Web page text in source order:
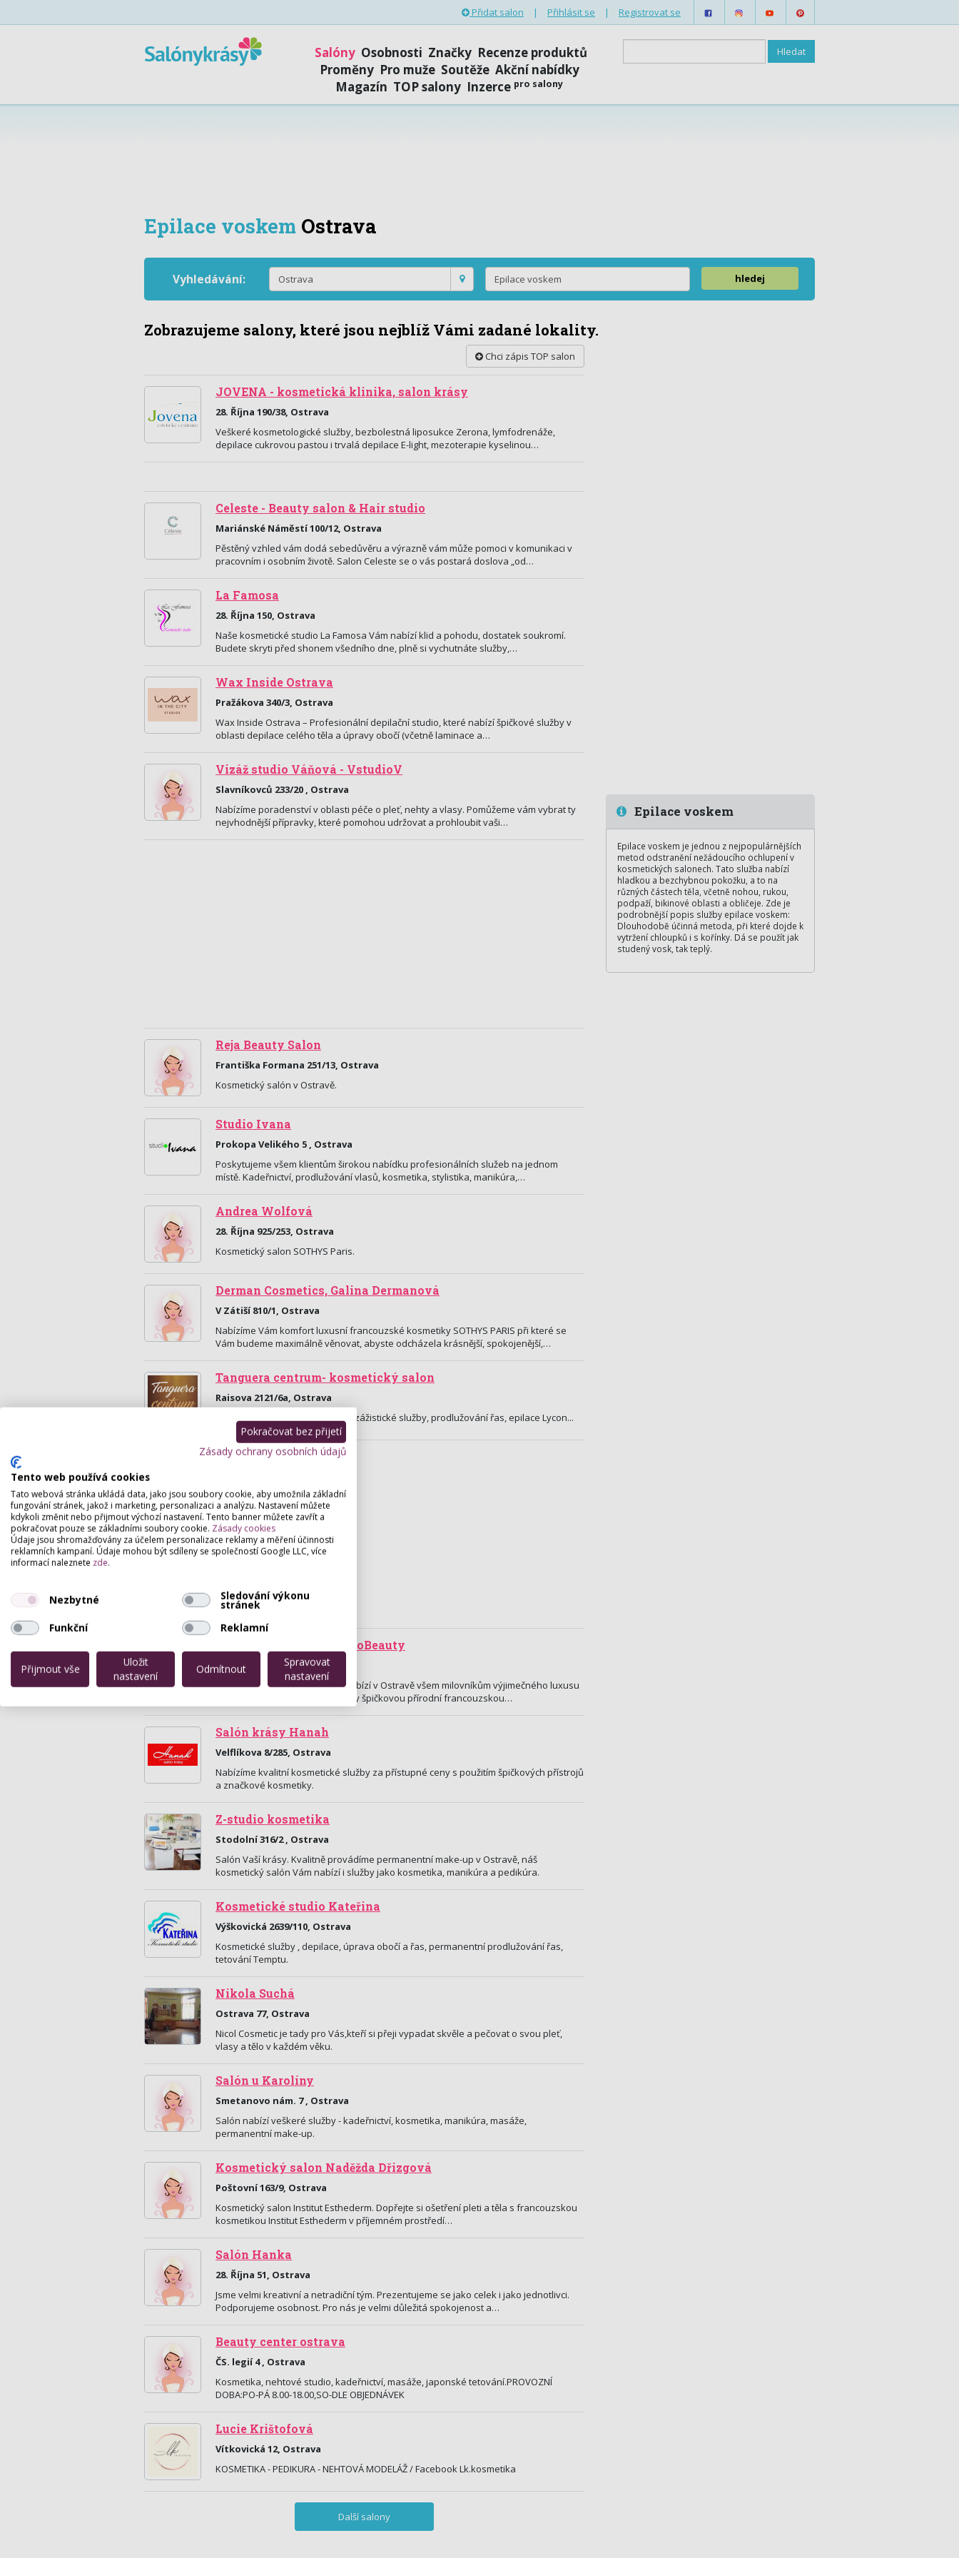
Přidat salon | Přihlásit se | Registrovat se
Salóny Osobnosti Značky Recenze produktů
Proměny Pro muže Soutěže Akční nabídky
Magazín TOP salony Inzerce pro salony
Epilace voskem Ostrava
Vyhledávání: hledej
Zobrazujeme salony, které jsou nejblíž Vámi zadané lokality.
Chci zápis TOP salon
JOVENA - kosmetická klinika, salon krásy
28. Října 190/38, Ostrava
Veškeré kosmetologické služby, bezbolestná liposukce Zerona, lymfodrenáže,
depilace cukrovou pastou i trvalá depilace E-light, mezoterapie kyselinou…
Celeste - Beauty salon & Hair studio
Mariánské Náměstí 100/12, Ostrava
Pěstěný vzhled vám dodá sebedůvěru a výrazně vám může pomoci v komunikaci v
pracovním i osobním životě. Salon Celeste se o vás postará doslova „od…
La Famosa
28. Října 150, Ostrava
Naše kosmetické studio La Famosa Vám nabízí klid a pohodu, dostatek soukromí.
Budete skryti před shonem všedního dne, plně si vychutnáte služby,…
Wax Inside Ostrava
Pražákova 340/3, Ostrava
Wax Inside Ostrava – Profesionální depilační studio, které nabízí špičkové služby v
oblasti depilace celého těla a úpravy obočí (včetně laminace a…
Vizáž studio Váňová - VstudioV
Slavníkovců 233/20 , Ostrava
Nabízíme poradenství v oblasti péče o pleť, nehty a vlasy. Pomůžeme vám vybrat ty
nejvhodnější přípravky, které pomohou udržovat a prohloubit vaši…
Reja Beauty Salon
Františka Formana 251/13, Ostrava
Kosmetický salón v Ostravě.
Studio Ivana
Prokopa Velikého 5 , Ostrava
Poskytujeme všem klientům širokou nabídku profesionálních služeb na jednom
místě. Kadeřnictví, prodlužování vlasů, kosmetika, stylistika, manikúra,…
Andrea Wolfová
28. Října 925/253, Ostrava
Kosmetický salon SOTHYS Paris.
Derman Cosmetics, Galina Dermanová
V Zátiší 810/1, Ostrava
Nabízíme Vám komfort luxusní francouzské kosmetiky SOTHYS PARIS při které se
Vám budeme maximálně věnovat, abyste odcházela krásnější, spokojenější,…
Tanguera centrum- kosmetický salon
Raisova 2121/6a, Ostrava
Lenka Rudinská-Kosmetické a vizážistické služby, prodlužování řas, epilace Lycon...
Studio krásy a zdraví ProBeauty
Hollarova 1124/14, Ostrava
Kosmetické studio ProBeauty nabízí v Ostravě všem milovníkům výjimečného luxusu
ošetření tváře i těla technologicky špičkovou přírodní francouzskou…
Salón krásy Hanah
Velflíkova 8/285, Ostrava
Nabízíme kvalitní kosmetické služby za přístupné ceny s použitím špičkových přístrojů
a značkové kosmetiky.
Z-studio kosmetika
Stodolní 316/2 , Ostrava
Salón Vaší krásy. Kvalitně provádíme permanentní make-up v Ostravě, náš
kosmetický salón Vám nabízí i služby jako kosmetika, manikúra a pedikúra.
Kosmetické studio Kateřina
Výškovická 2639/110, Ostrava
Kosmetické služby , depilace, úprava obočí a řas, permanentní prodlužování řas,
tetování Temptu.
Nikola Suchá
Ostrava 77, Ostrava
Nicol Cosmetic je tady pro Vás,kteří si přeji vypadat skvěle a pečovat o svou pleť,
vlasy a tělo v každém věku.
Salón u Karolíny
Smetanovo nám. 7 , Ostrava
Salón nabízí veškeré služby - kadeřnictví, kosmetika, manikúra, masáže,
permanentní make-up.
Kosmetický salon Naděžda Dřizgová
Poštovní 163/9, Ostrava
Kosmetický salon Institut Esthederm. Dopřejte si ošetření pleti a těla s francouzskou
kosmetikou Institut Esthederm v příjemném prostředí…
Salón Hanka
28. Října 51, Ostrava
Jsme velmi kreativní a netradiční tým. Prezentujeme se jako celek i jako jednotlivci.
Podporujeme osobnost. Pro nás je velmi důležitá spokojenost a…
Beauty center ostrava
ČS. legií 4 , Ostrava
Kosmetika, nehtové studio, kadeřnictví, masáže, japonské tetování.PROVOZNÍ
DOBA:PO-PÁ 8.00-18.00,SO-DLE OBJEDNÁVEK
Lucie Krištofová
Vítkovická 12, Ostrava
KOSMETIKA - PEDIKURA - NEHTOVÁ MODELÁŽ / Facebook Lk.kosmetika
Další salony
Epilace voskem
Epilace voskem je jednou z nejpopulárnějších
metod odstranění nežádoucího ochlupení v
kosmetických salonech. Tato služba nabízí
hladkou a bezchybnou pokožku, a to na
různých částech těla, včetně nohou, rukou,
podpaží, bikinové oblasti a obličeje. Zde je
podrobnější popis služby epilace voskem:
Dlouhodobě účinná metoda, při které dojde k
vytržení chloupků i s kořínky. Dá se použít jak
studený vosk, tak teplý.
Pokračovat bez přijetí
Zásady ochrany osobních údajů
Tento web používá cookies
Tato webová stránka ukládá data, jako jsou soubory cookie, aby umožnila základní
fungování stránek, jakož i marketing, personalizaci a analýzu. Nastavení můžete
kdykoli změnit nebo přijmout výchozí nastavení. Tento banner můžete zavřít a
pokračovat pouze se základními soubory cookie. Zásady cookies
Údaje jsou shromažďovány za účelem personalizace reklamy a měření účinnosti
reklamních kampaní. Údaje mohou být sdíleny se společností Google LLC, více
informací naleznete zde.
Nezbytné Sledování výkonu
stránek
Funkční
Reklamní
Přijmout vše
Uložit
nastavení
Odmítnout
Spravovat
nastavení